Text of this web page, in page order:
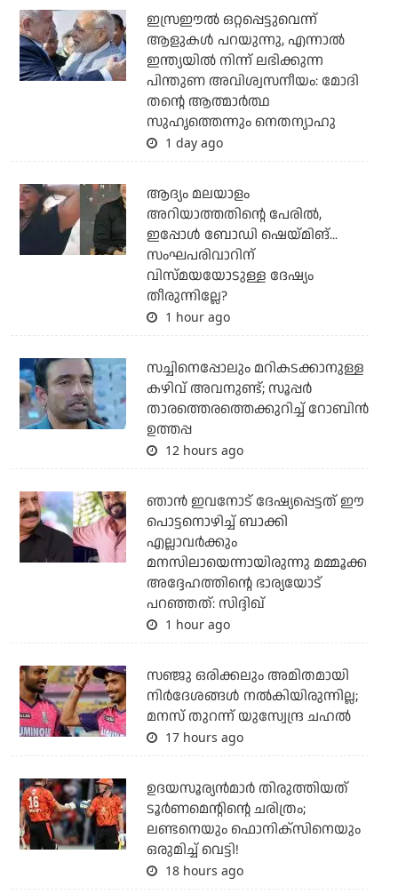
ഇസ്രഈല്‍ ഒറ്റപ്പെട്ടുവെന്ന്
ആളുകള്‍ പറയുന്നു, എന്നാല്‍
ഇന്ത്യയില്‍ നിന്ന് ലഭിക്കുന്ന
പിന്തുണ അവിശ്വസനീയം: മോദി
തന്റെ ആത്മാര്‍ത്ഥ
സുഹൃത്തെന്നും നെതന്യാഹു
1 day ago
ആദ്യം മലയാളം
അറിയാത്തതിന്റെ പേരില്‍,
ഇപ്പോള്‍ ബോഡി ഷെയ്മിങ്...
സംഘപരിവാറിന്
വിസ്മയയോടുള്ള ദേഷ്യം
തീരുന്നില്ലേ?
1 hour ago
സച്ചിനെപ്പോലും മറികടക്കാനുള്ള
കഴിവ് അവനുണ്ട്; സൂപ്പര്‍
താരത്തെരത്തെക്കുറിച്ച് റോബിന്‍
ഉത്തപ്പ
12 hours ago
ഞാന്‍ ഇവനോട് ദേഷ്യപ്പെട്ടത് ഈ
പൊട്ടനൊഴിച്ച് ബാക്കി
എല്ലാവര്‍ക്കും
മനസിലായെന്നായിരുന്നു മമ്മൂക്ക
അദ്ദേഹത്തിന്റെ ഭാര്യയോട്
പറഞ്ഞത്: സിദ്ദിഖ്
1 hour ago
സഞ്ജു ഒരിക്കലും അമിതമായി
നിര്‍ദേശങ്ങള്‍ നല്‍കിയിരുന്നില്ല;
മനസ് തുറന്ന് യുസ്വേന്ദ്ര ചഹല്‍
17 hours ago
ഉദയസൂര്യന്‍മാര്‍ തിരുത്തിയത്
ടൂര്‍ണമെന്റിന്റെ ചരിത്രം;
ലണ്ടനെയും ഫൊനിക്‌സിനെയും
ഒരുമിച്ച് വെട്ടി!
18 hours ago